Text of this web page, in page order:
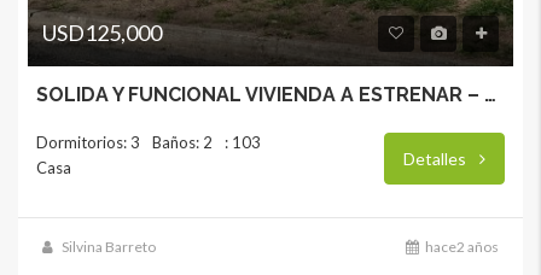
USD125,000
SOLIDA Y FUNCIONAL VIVIENDA A ESTRENAR – LA PAZ
Dormitorios: 3 Baños: 2
: 103
Casa
Detalles
Silvina Barreto hace2 años